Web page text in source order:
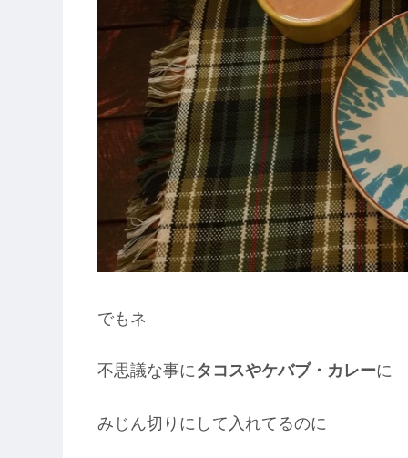
でもネ
不思議な事にタコスやケバブ・カレーに
みじん切りにして入れてるのに